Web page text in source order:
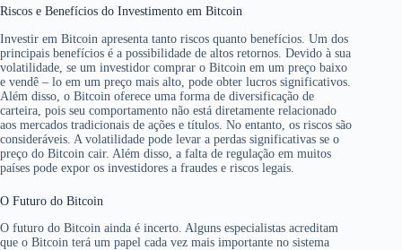
Riscos e Benefícios do Investimento em Bitcoin
Investir em Bitcoin apresenta tanto riscos quanto benefícios. Um dos
principais benefícios é a possibilidade de altos retornos. Devido à sua
volatilidade, se um investidor comprar o Bitcoin em um preço baixo
e vendê – lo em um preço mais alto, pode obter lucros significativos.
Além disso, o Bitcoin oferece uma forma de diversificação de
carteira, pois seu comportamento não está diretamente relacionado
aos mercados tradicionais de ações e títulos. No entanto, os riscos são
consideráveis. A volatilidade pode levar a perdas significativas se o
preço do Bitcoin cair. Além disso, a falta de regulação em muitos
países pode expor os investidores a fraudes e riscos legais.
O Futuro do Bitcoin
O futuro do Bitcoin ainda é incerto. Alguns especialistas acreditam
que o Bitcoin terá um papel cada vez mais importante no sistema